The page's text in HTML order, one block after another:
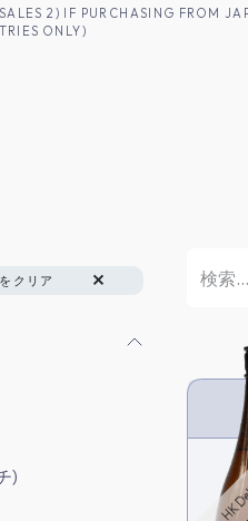
2) IF PURCHASING FROM
ONLY)
クリア
)
HK